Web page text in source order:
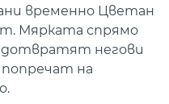
временно Цветан
Мярката спрямо
негови
на